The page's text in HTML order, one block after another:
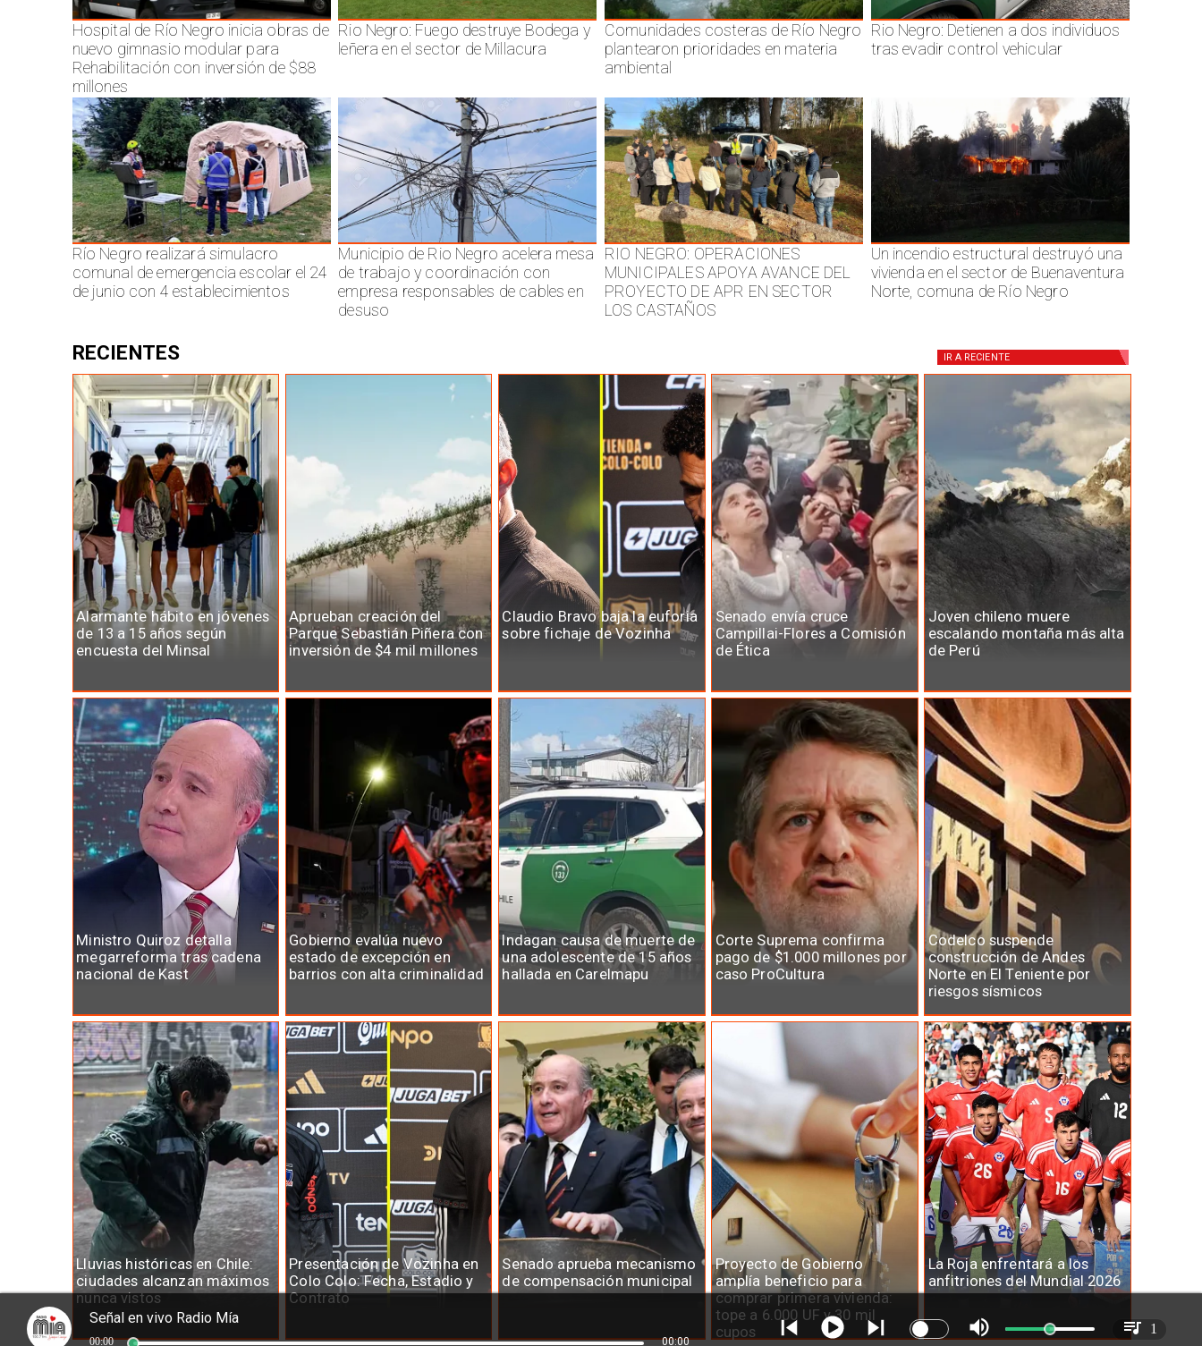
Hospital de Río Negro inicia obras de
nuevo gimnasio modular para
Rehabilitación con inversión de $88
millones
Rio Negro: Fuego destruye Bodega y
leñera en el sector de Millacura
Comunidades costeras de Río Negro
plantearon prioridades en materia
ambiental
Rio Negro: Detienen a dos individuos
tras evadir control vehicular
Río Negro realizará simulacro
comunal de emergencia escolar el 24
de junio con 4 establecimientos
Municipio de Rio Negro acelera mesa
de trabajo y coordinación con
empresa responsables de cables en
desuso
RIO NEGRO: OPERACIONES
MUNICIPALES APOYA AVANCE DEL
PROYECTO DE APR EN SECTOR
LOS CASTAÑOS
Un incendio estructural destruyó una
vivienda en el sector de Buenaventura
Norte, comuna de Río Negro
Alarmante hábito en jóvenes
de 13 a 15 años según
encuesta del Minsal
Aprueban creación del
Parque Sebastián Piñera con
inversión de $4 mil millones
Claudio Bravo baja la euforia
sobre fichaje de Vozinha
Senado envía cruce
Campillai-Flores a Comisión
de Ética
Joven chileno muere
escalando montaña más alta
de Perú
Ministro Quiroz detalla
megarreforma tras cadena
nacional de Kast
Gobierno evalúa nuevo
estado de excepción en
barrios con alta criminalidad
Indagan causa de muerte de
una adolescente de 15 años
hallada en Carelmapu
Corte Suprema confirma
pago de $1.000 millones por
caso ProCultura
Codelco suspende
construcción de Andes
Norte en El Teniente por
riesgos sísmicos
Lluvias históricas en Chile:
ciudades alcanzan máximos
nunca vistos
Presentación de Vozinha en
Colo Colo: Fecha, Estadio y
Contrato
Senado aprueba mecanismo
de compensación municipal
Proyecto de Gobierno
amplía beneficio para
comprar primera vivienda:
tope a 6.000 UF y 30 mil
cupos
La Roja enfrentará a los
anfitriones del Mundial 2026
RECIENTES IR A RECIENTE
Señal en vivo Radio Mía
00:00 00:00
1